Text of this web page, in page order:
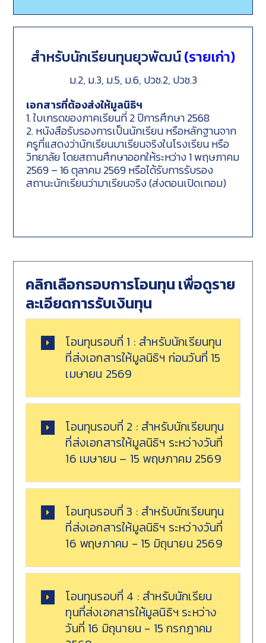
สำหรับนักเรียนทุนยุวพัฒน์(รายเก่า)
ม.2, ม.3, ม.5, ม.6, ปวช.2, ปวช.3
เอกสารที่ต้องส่งให้มูลนิธิฯ
1. ใบเกรดของภาคเรียนที่ 2 ปีการศึกษา 2568
2. หนังสือรับรองการเป็นนักเรียน หรือหลักฐานจาก
ครูที่แสดงว่านักเรียนมาเรียนจริงในโรงเรียน หรือ
วิทยาลัย โดยสถานศึกษาออกให้ระหว่าง 1 พฤษภาคม
2569 – 16 ตุลาคม 2569 หรือได้รับการรับรอง
สถานะนักเรียนว่ามาเรียนจริง (ส่งตอนเปิดเทอม)
คลิกเลือกรอบการโอนทุน เพื่อดูราย
ละเอียดการรับเงินทุน
โอนทุนรอบที่ 1 : สำหรับนักเรียนทุน
ที่ส่งเอกสารให้มูลนิธิฯ ก่อนวันที่ 15
เมษายน 2569
โอนทุนรอบที่ 2 : สำหรับนักเรียนทุน
ที่ส่งเอกสารให้มูลนิธิฯ ระหว่างวันที่
16 เมษายน – 15 พฤษภาคม 2569
โอนทุนรอบที่ 3 : สำหรับนักเรียนทุน
ที่ส่งเอกสารให้มูลนิธิฯ ระหว่างวันที่
16 พฤษภาคม - 15 มิถุนายน 2569
โอนทุนรอบที่ 4 : สำหรับนักเรียน
ทุนที่ส่งเอกสารให้มูลนิธิฯ ระหว่าง
วันที่ 16 มิถุนายน - 15 กรกฎาคม